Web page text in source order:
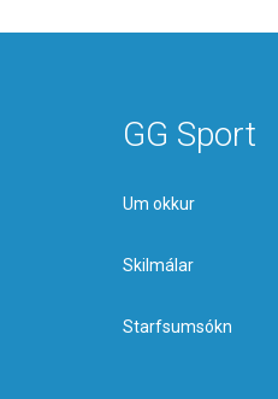
GG Sport
Um okkur
Skilmálar
Starfsumsókn